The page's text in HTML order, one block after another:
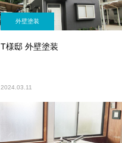
外壁塗装
T様邸 外壁塗装
2024.03.11